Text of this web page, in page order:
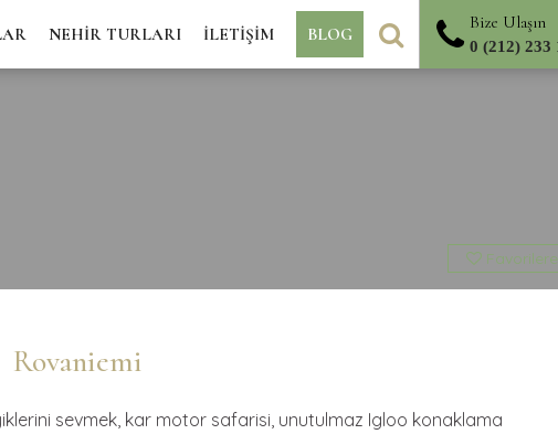
Bize Ulaşın
0 (212) 233
NEHİR TURLARI İLETİŞİM BLOG
Rovaniemi
sevmek, kar motor safarisi, unutulmaz Igloo konaklama